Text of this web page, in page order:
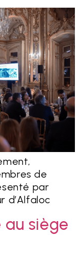
de
par
d’Alfaloc
au siège